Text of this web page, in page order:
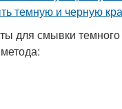
для смывки темного